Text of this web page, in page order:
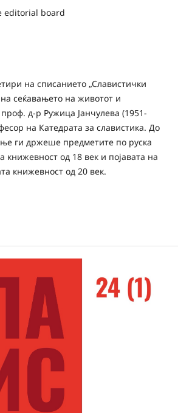
editorial board
на списанието „Славистички
сеќавањето на животот и
д-р Ружица Јанчулева (1951-
на Катедрата за славистика. До
ги држеше предметите по руска
книжевност од 18 век и појавата на
книжевност од 20 век.